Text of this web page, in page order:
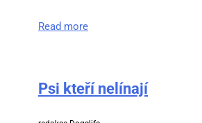
Read more
Psi kteří nelínají